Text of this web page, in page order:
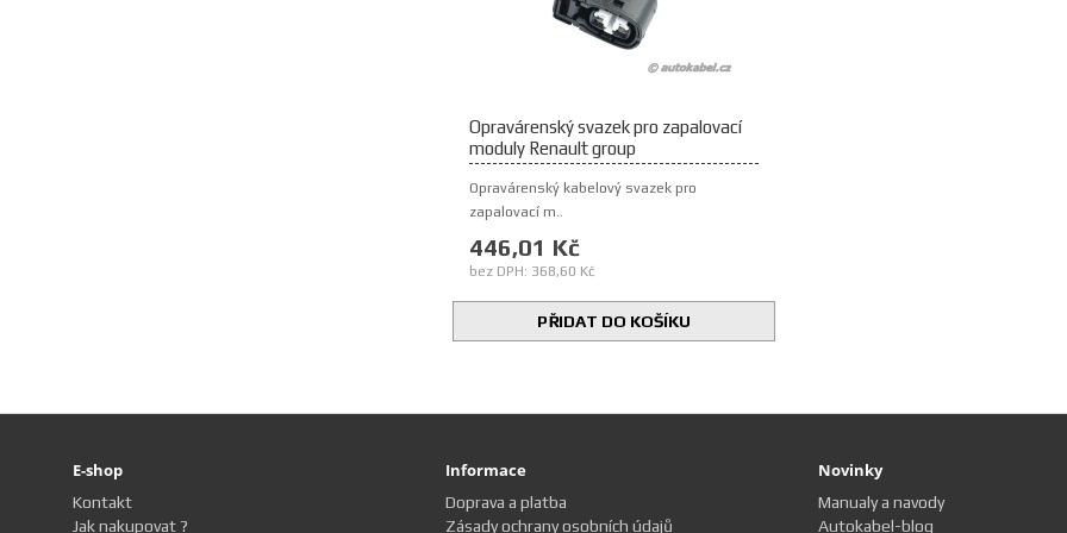
Opravárenský svazek pro zapalovací
moduly Renault group
Opravárenský kabelový svazek pro
zapalovací m..
446,01 Kč
bez DPH: 368,60 Kč
PŘIDAT DO KOŠÍKU
E-shop
Kontakt
Jak nakupovat ?
Informace
Doprava a platba
Zásady ochrany osobních údajů
Novinky
Manualy a navody
Autokabel-blog